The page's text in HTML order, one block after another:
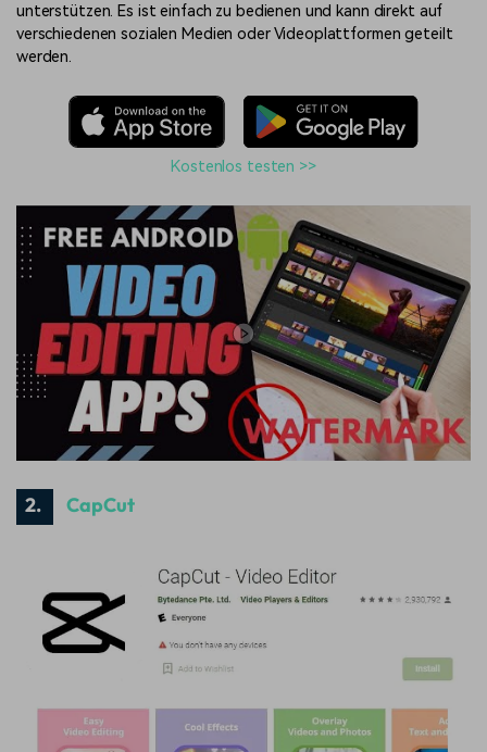
unterstützen. Es ist einfach zu bedienen und kann direkt auf
verschiedenen sozialen Medien oder Videoplattformen geteilt
werden.
Kostenlos testen >>
2. CapCut